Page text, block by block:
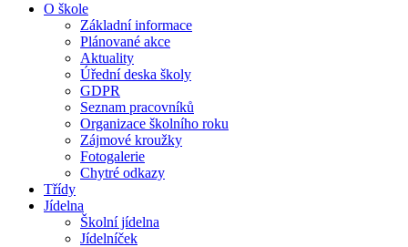
O škole
Základní informace
Plánované akce
Aktuality
Úřední deska školy
GDPR
Seznam pracovníků
Organizace školního roku
Zájmové kroužky
Fotogalerie
Chytré odkazy
Třídy
Jídelna
Školní jídelna
Jídelníček